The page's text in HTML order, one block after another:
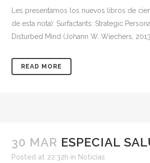
Les presentamos los nuevos libros de
de esta nota): Surfactants: Strategic
Disturbed Mind (Johann W. Wiechers,
READ MORE
30 MAR ESPECIAL
Posted at 22:32h in Noticias